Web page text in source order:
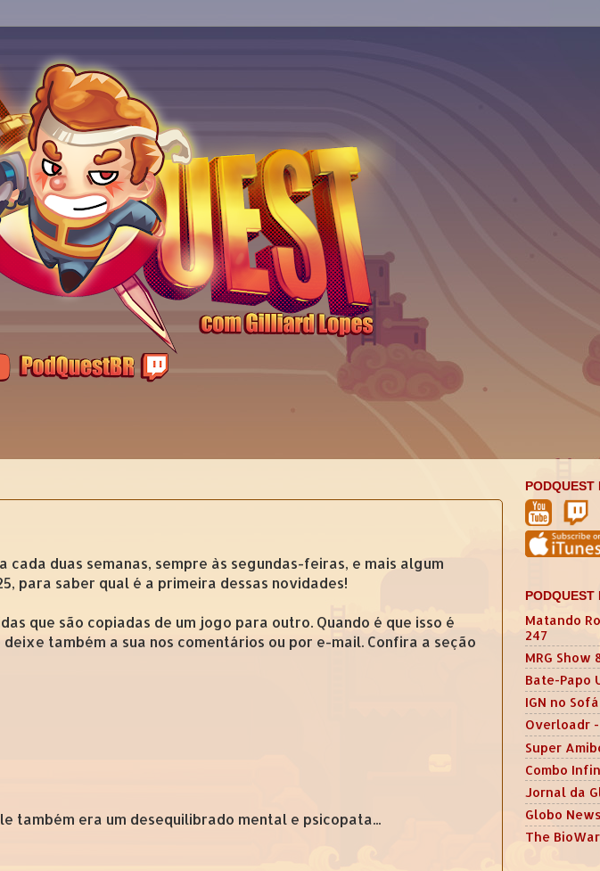
duas semanas, sempre às segundas-feiras, e mais algum
para saber qual é a primeira dessas novidades!
que são copiadas de um jogo para outro. Quando é que isso é
também a sua nos comentários ou por e-mail. Confira a seção
também era um desequilibrado mental e psicopata...
PODQUEST
PODQUEST
Matando
247
MRG Show
Bate-Papo
IGN no Sofá
Overloadr
Super
Combo
Jornal da
Globo
The